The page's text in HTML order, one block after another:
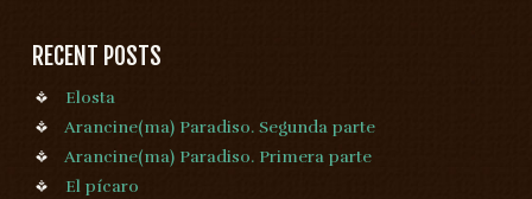
RECENT POSTS
Elosta
Arancine(ma) Paradiso. Segunda parte
Arancine(ma) Paradiso. Primera parte
El pícaro